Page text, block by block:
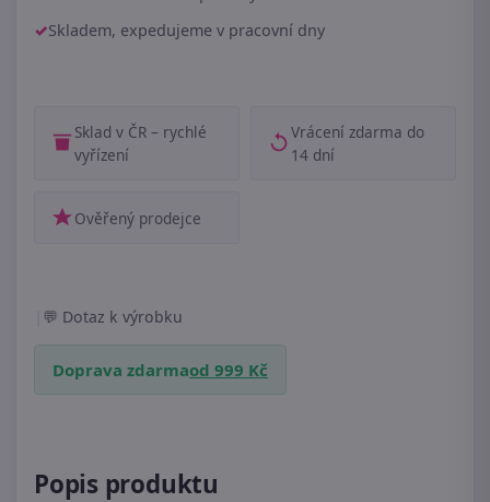
Skladem, expedujeme v pracovní dny
Sklad v ČR – rychlé
vyřízení
Vrácení zdarma do
14 dní
Ověřený prodejce
Dotaz k výrobku
Doprava zdarmaod 999 Kč
Popis produktu